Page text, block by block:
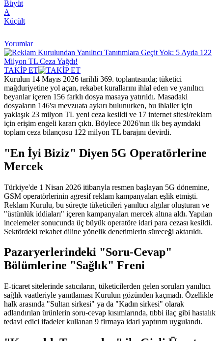
Büyüt
A
Küçült
Yorumlar
TAKİP ET
Kurulun 14 Mayıs 2026 tarihli 369. toplantısında; tüketici
mağduriyetine yol açan, rekabet kurallarını ihlal eden ve yanıltıcı
beyanlar içeren 156 farklı dosya masaya yatırıldı. Masadaki
dosyaların 146'sı mevzuata aykırı bulunurken, bu ihlaller için
yaklaşık 23 milyon TL yeni ceza kesildi ve 17 internet sitesi/reklam
için erişim engeli kararı çıktı. Böylece 2026'nın ilk beş ayındaki
toplam ceza bilançosu 122 milyon TL barajını devirdi.
"En İyi Biziz" Diyen 5G Operatörlerine
Mercek
Türkiye'de 1 Nisan 2026 itibarıyla resmen başlayan 5G dönemine,
GSM operatörlerinin agresif reklam kampanyaları eşlik etmişti.
Reklam Kurulu, bu süreçte tüketicileri yanıltıcı algılar oluşturan ve
"üstünlük iddiaları" içeren kampanyaları mercek altına aldı. Yapılan
incelemeler sonucunda üç büyük operatöre idari para cezası kesildi.
Sektördeki rekabet diline yönelik denetimlerin süreceği aktarıldı.
Pazaryerlerindeki "Soru-Cevap"
Bölümlerine "Sağlık" Freni
E-ticaret sitelerinde satıcıların, tüketicilerden gelen soruları yanıltıcı
sağlık vaatleriyle yanıtlaması Kurulun gözünden kaçmadı. Özellikle
halk arasında "Sultan sirkesi" ya da "Kadın sirkesi" olarak
adlandırılan ürünlerin soru-cevap kısımlarında, tıbbi ilaç gibi hastalık
tedavi edici ifadeler kullanan 9 firmaya idari yaptırım uygulandı.